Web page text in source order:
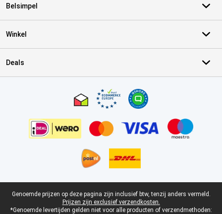
Belsimpel
Winkel
Deals
Juridische voettekst
Genoemde prijzen op deze pagina zijn inclusief btw, tenzij anders vermeld.
Prijzen zijn exclusief verzendkosten.
*Genoemde levertijden gelden niet voor alle producten of verzendmethoden: